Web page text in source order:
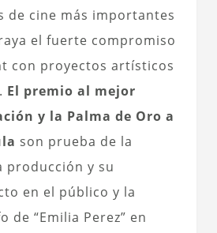
de cine más importantes
el fuerte compromiso
con proyectos artísticos
El premio al mejor
y la Palma de Oro a
son prueba de la
producción y su
en el público y la
de “Emilia Perez” en